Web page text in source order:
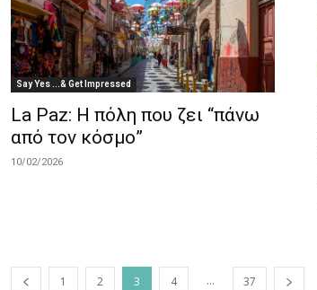
Say Yes ...& Get Impressed
La Paz: Η πόλη που ζει “πάνω
από τον κόσμο”
10/02/2026
1 2 3 4 ... 37